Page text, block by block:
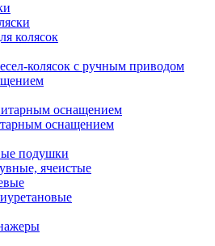
колясок
колясок с ручным приводом
оснащением
оснащением
подушки
ячеистые